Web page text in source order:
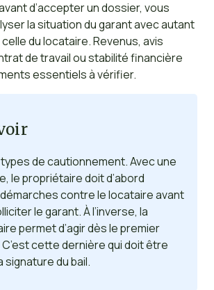
d’accepter un dossier, vous
la situation du garant avec autant
du locataire. Revenus, avis
de travail ou stabilité financière
essentiels à vérifier.
de cautionnement. Avec une
le propriétaire doit d’abord
contre le locataire avant
le garant. À l’inverse, la
permet d’agir dès le premier
cette dernière qui doit être
signature du bail.